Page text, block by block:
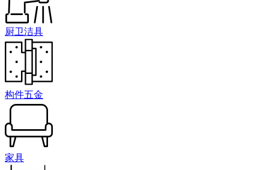
厨卫洁具
构件五金
家具